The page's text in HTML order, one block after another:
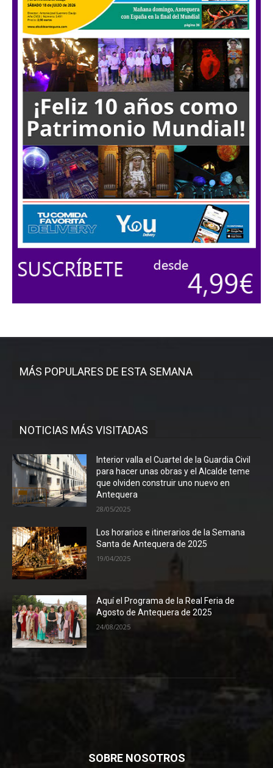
MÁS POPULARES DE ESTA SEMANA
NOTICIAS MÁS VISITADAS
Interior valla el Cuartel de la Guardia Civil
para hacer unas obras y el Alcalde teme
que olviden construir uno nuevo en
Antequera
28/05/2025
Los horarios e itinerarios de la Semana
Santa de Antequera de 2025
19/04/2025
Aquí el Programa de la Real Feria de
Agosto de Antequera de 2025
24/08/2025
SOBRE NOSOTROS